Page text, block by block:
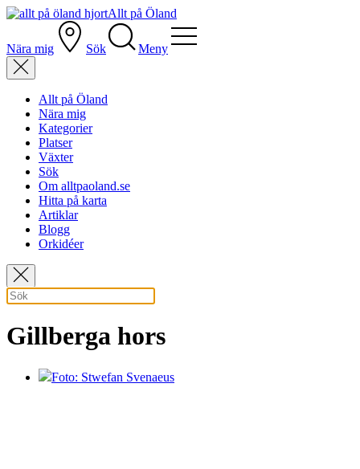
Allt på Öland
Nära mig Sök Meny
Allt på Öland
Nära mig
Kategorier
Platser
Växter
Sök
Om alltpaoland.se
Hitta på karta
Artiklar
Blogg
Orkidéer
Gillberga hors
Foto: Stwefan Svenaeus